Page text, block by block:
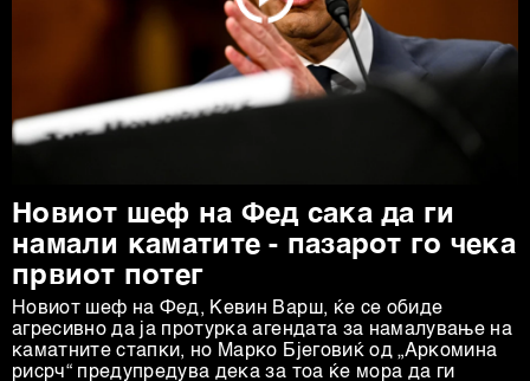
Новиот шеф на Фед сака да ги
намали каматите - пазарот го чека
првиот потег
Новиот шеф на Фeд, Кевин Варш, ќе се обиде
агресивно да ја протурка агендата за намалување на
каматните стапки, но Марко Бјеговиќ од „Аркомина
рисрч“ предупредува дека за тоа ќе мора да ги